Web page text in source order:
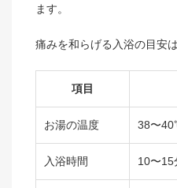
ます。
痛みを和らげる入浴の目安
項目
お湯の温度 38〜
入浴時間 10〜15